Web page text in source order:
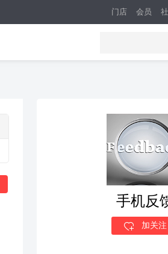
门店 会员
手机反
加关注